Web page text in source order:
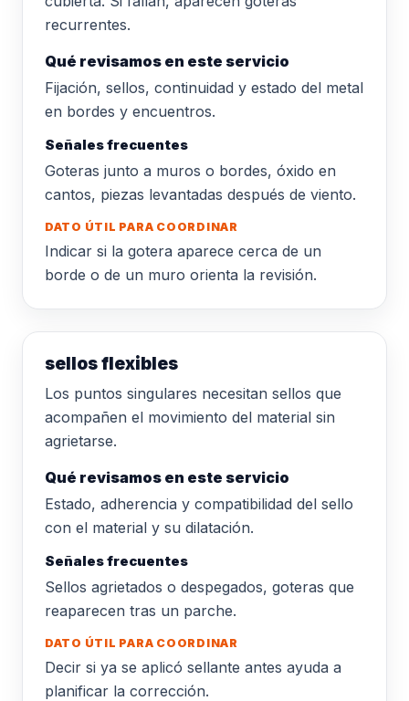
recurrentes.
Qué revisamos en este servicio
Fijación, sellos, continuidad y estado del metal
en bordes y encuentros.
Señales frecuentes
Goteras junto a muros o bordes, óxido en
cantos, piezas levantadas después de viento.
DATO ÚTIL PARA COORDINAR
Indicar si la gotera aparece cerca de un
borde o de un muro orienta la revisión.
sellos flexibles
Los puntos singulares necesitan sellos que
acompañen el movimiento del material sin
agrietarse.
Qué revisamos en este servicio
Estado, adherencia y compatibilidad del sello
con el material y su dilatación.
Señales frecuentes
Sellos agrietados o despegados, goteras que
reaparecen tras un parche.
DATO ÚTIL PARA COORDINAR
Decir si ya se aplicó sellante antes ayuda a
planificar la corrección.